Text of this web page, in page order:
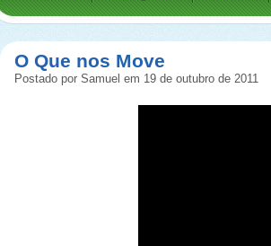
O Que nos Move
Postado por Samuel em 19 de outubro de 2011